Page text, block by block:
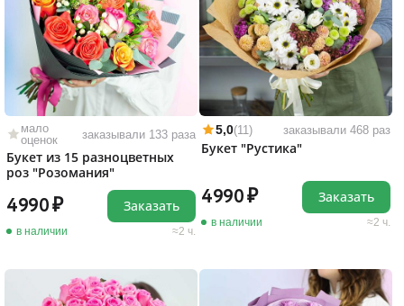
мало
оценок
заказывали 133 раза
Букет из 15 разноцветных
роз "Розомания"
4990
в наличии 2 ч.
Заказать
5,0(11) заказывали 468 раз
Букет "Рустика"
4990
в наличии 2 ч.
Заказать